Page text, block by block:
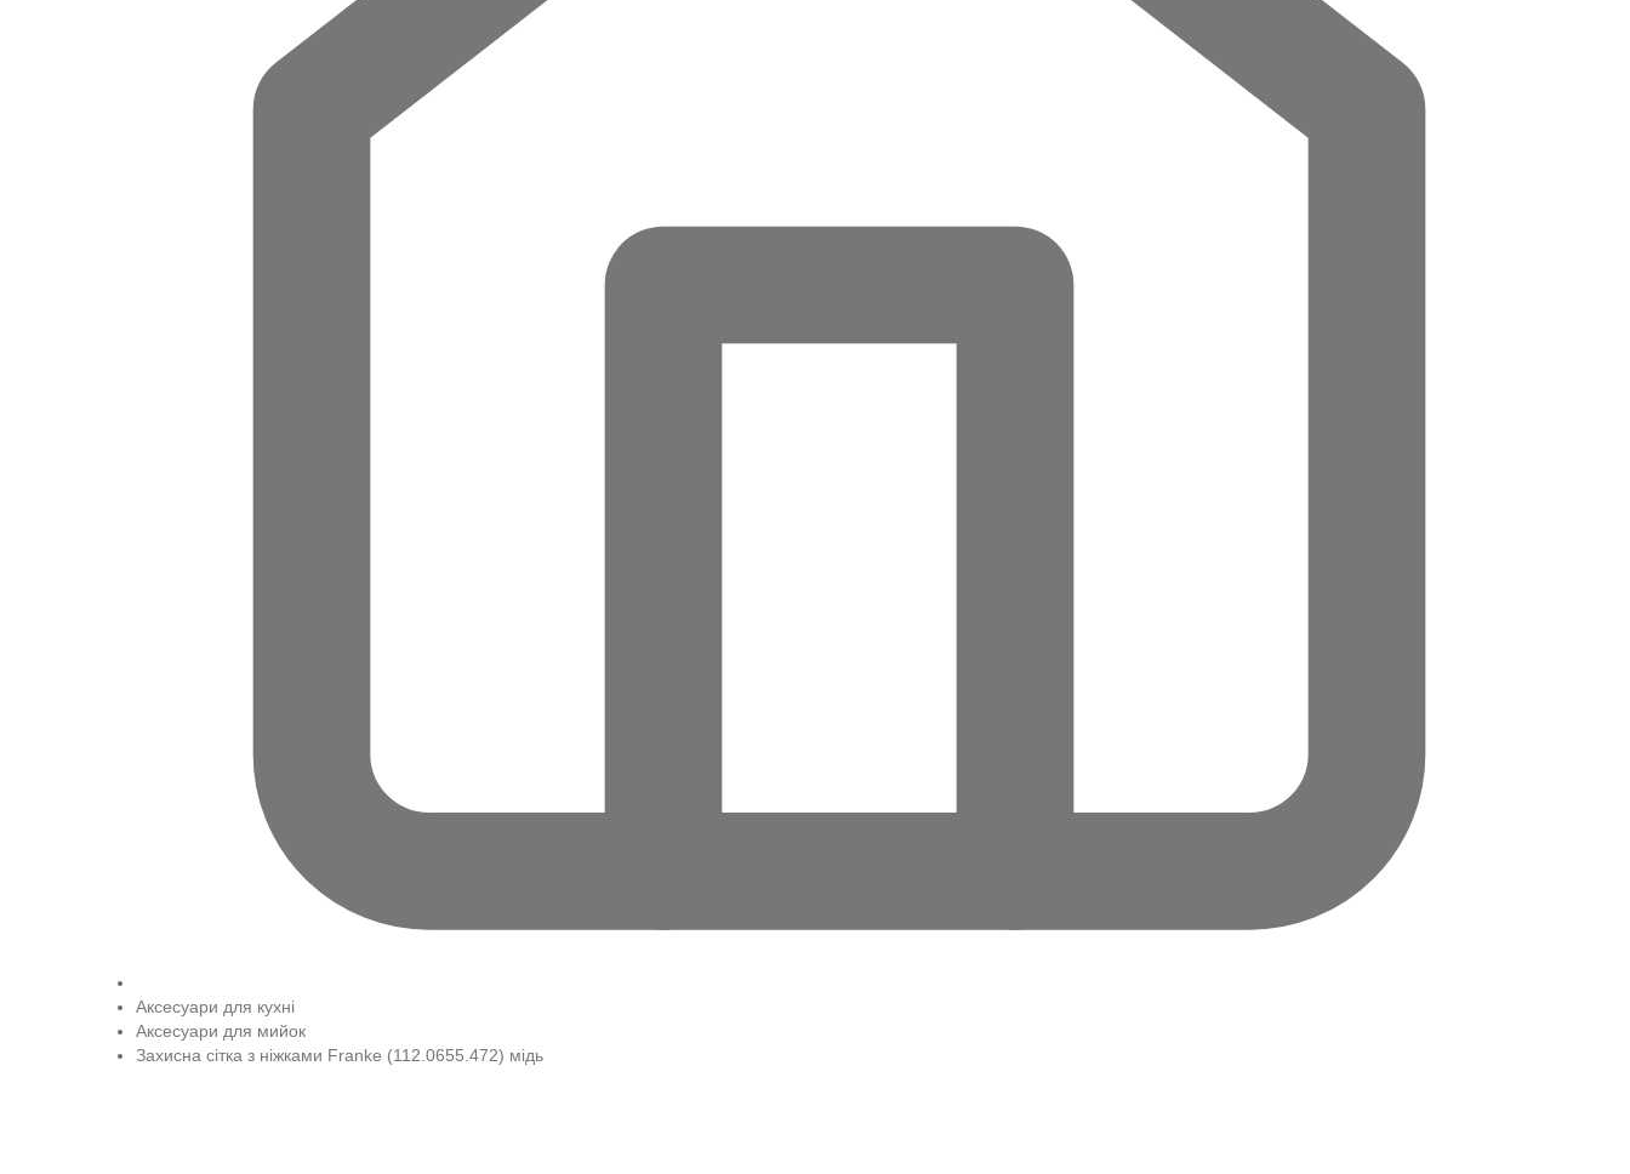
Аксесуари для кухні
Аксесуари для мийок
Захисна сітка з ніжками Franke (112.0655.472) мідь